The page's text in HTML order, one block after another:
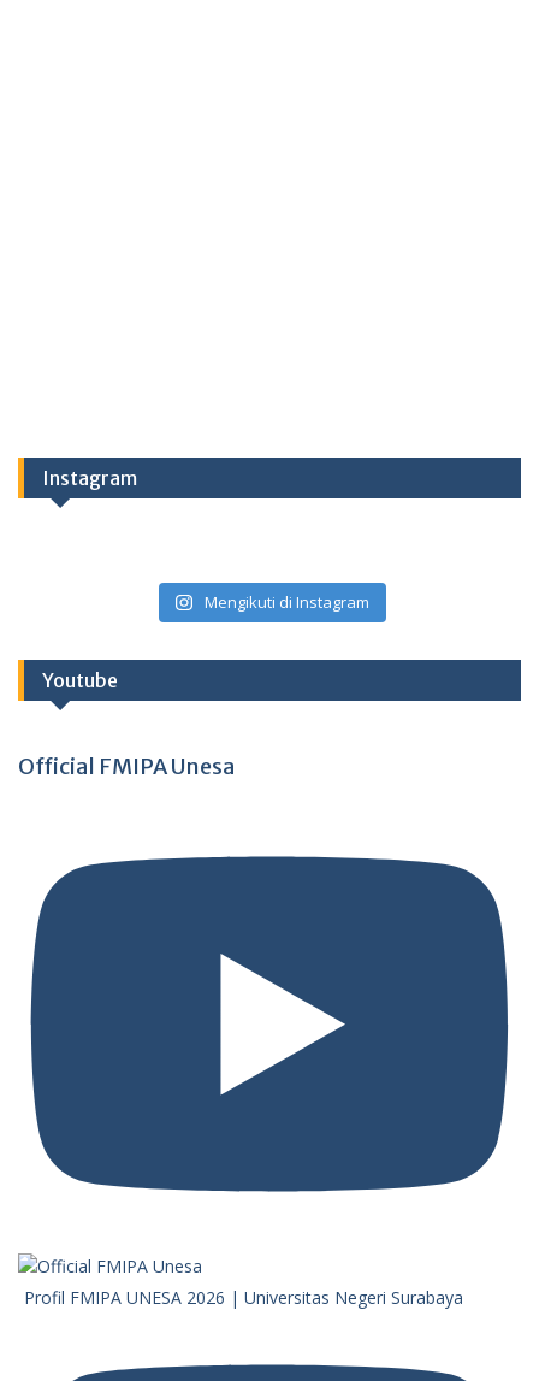
Instagram
Mengikuti di Instagram
Youtube
Official FMIPA Unesa
Profil FMIPA UNESA 2026 | Universitas Negeri Surabaya